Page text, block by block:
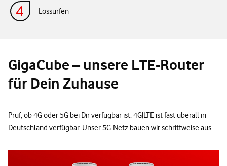
Lossurfen
GigaCube – unsere LTE-Router
für Dein Zuhause
Prüf, ob 4G oder 5G bei Dir verfügbar ist. 4G|LTE ist fast überall in
Deutschland verfügbar. Unser 5G-Netz bauen wir schrittweise aus.